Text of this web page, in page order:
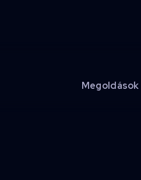
Megoldások